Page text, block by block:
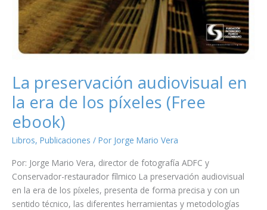
La preservación audiovisual en
la era de los píxeles (Free
ebook)
Libros, Publicaciones / Por Jorge Mario Vera
Por: Jorge Mario Vera, director de fotografía ADFC y
Conservador-restaurador fílmico La preservación audiovisual
en la era de los píxeles, presenta de forma precisa y con un
sentido técnico, las diferentes herramientas y metodologías